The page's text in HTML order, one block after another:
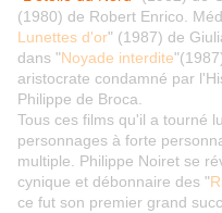
(1980) de Robert Enrico.
Lunettes d'or" (1987) de
dans "Noyade interdite
aristocrate condamné par
Philippe de Broca.
Tous ces films qu'il a tourné
personnages à forte
multiple. Philippe Noiret se
cynique et débonnaire des "
ce fut son premier grand